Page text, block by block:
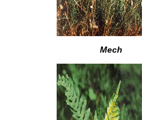
Mech